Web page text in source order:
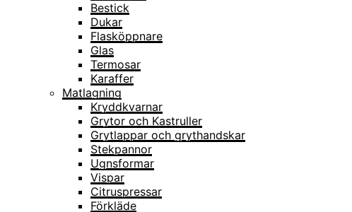
Bestick
Dukar
Flasköppnare
Glas
Termosar
Karaffer
Matlagning
Kryddkvarnar
Grytor och Kastruller
Grytlappar och grythandskar
Stekpannor
Ugnsformar
Vispar
Citruspressar
Förkläde